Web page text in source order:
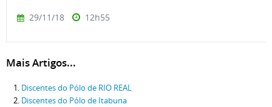
29/11/18 12h55
Mais Artigos...
Discentes do Pólo de RIO REAL
Discentes do Pólo de Itabuna